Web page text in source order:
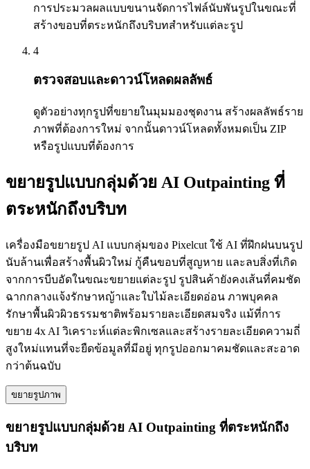
การประมวลผลแบบขนานจัดการไฟล์นับพันรูปในขณะที่
สร้างขอบที่ตระหนักถึงบริบทสำหรับแต่ละรูป
4
ตรวจสอบและดาวน์โหลดผลลัพธ์
ดูตัวอย่างทุกรูปที่ขยายในมุมมองชุดงาน สร้างผลลัพธ์ราย
ภาพที่ต้องการใหม่ จากนั้นดาวน์โหลดทั้งหมดเป็น ZIP
หรือรูปแบบที่ต้องการ
ขยายรูปแบบกลุ่มด้วย AI Outpainting ที่
ตระหนักถึงบริบท
เครื่องมือขยายรูป AI แบบกลุ่มของ Pixelcut ใช้ AI ที่ฝึกฝนบนรูป
นับล้านเพื่อสร้างพื้นผิวใหม่ กู้คืนขอบที่สูญหาย และลบสิ่งที่เกิด
จากการบีบอัดในขณะขยายแต่ละรูป รูปสินค้ายังคงเส้นที่คมชัด
ฉากกลางแจ้งรักษาหญ้าและใบไม้ละเอียดอ่อน ภาพบุคคล
รักษาพื้นผิวผิวธรรมชาติพร้อมรายละเอียดสมจริง แม้ที่การ
ขยาย 4x AI วิเคราะห์แต่ละพิกเซลและสร้างรายละเอียดความถี่
สูงใหม่แทนที่จะยืดข้อมูลที่มีอยู่ ทุกรูปออกมาคมชัดและสะอาด
กว่าต้นฉบับ
ขยายรูปภาพ
ขยายรูปแบบกลุ่มด้วย AI Outpainting ที่ตระหนักถึง
บริบท